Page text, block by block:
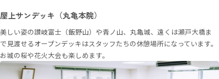
屋上サンデッキ（丸亀本院）
美しい姿の讃岐富士（飯野山）や青ノ山、丸亀城、遠くは瀬戸大橋ま
で見渡せるオープンデッキはスタッフたちの休憩場所になっています。
お城の桜や花火大会も楽しめます。